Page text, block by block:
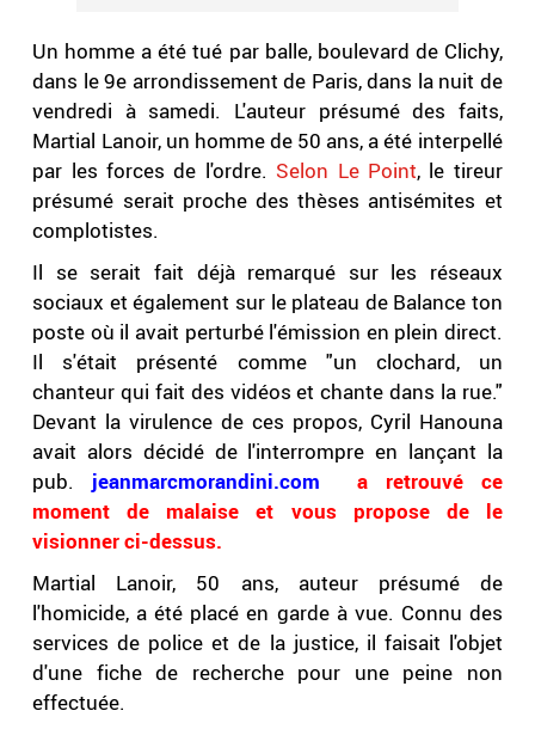
Un homme a été tué par balle, boulevard de Clichy,
dans le 9e arrondissement de Paris, dans la nuit de
vendredi à samedi. L'auteur présumé des faits,
Martial Lanoir, un homme de 50 ans, a été interpellé
par les forces de l'ordre. Selon Le Point, le tireur
présumé serait proche des thèses antisémites et
complotistes.
Il se serait fait déjà remarqué sur les réseaux
sociaux et également sur le plateau de Balance ton
poste où il avait perturbé l'émission en plein direct.
Il s'était présenté comme "un clochard, un
chanteur qui fait des vidéos et chante dans la rue."
Devant la virulence de ces propos, Cyril Hanouna
avait alors décidé de l'interrompre en lançant la
pub. jeanmarcmorandini.com
a retrouvé ce
moment de malaise et vous propose de le
visionner ci-dessus.
Martial Lanoir, 50 ans, auteur présumé de
l'homicide, a été placé en garde à vue. Connu des
services de police et de la justice, il faisait l'objet
d'une fiche de recherche pour une peine non
effectuée.